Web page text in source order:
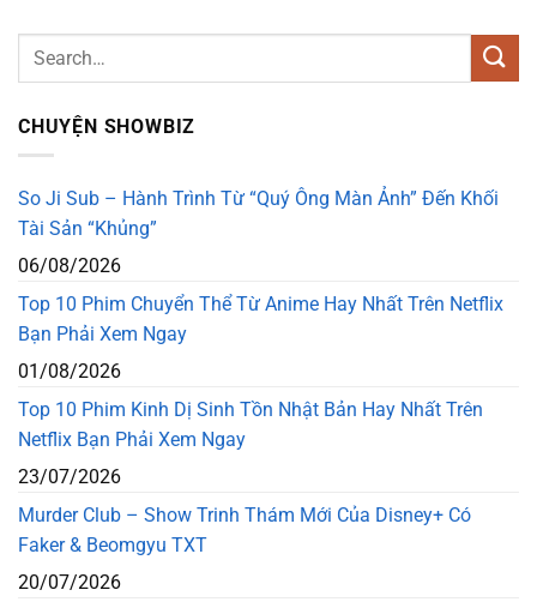
CHUYỆN SHOWBIZ
So Ji Sub – Hành Trình Từ “Quý Ông Màn Ảnh” Đến Khối
Tài Sản “Khủng”
06/08/2026
Top 10 Phim Chuyển Thể Từ Anime Hay Nhất Trên Netflix
Bạn Phải Xem Ngay
01/08/2026
Top 10 Phim Kinh Dị Sinh Tồn Nhật Bản Hay Nhất Trên
Netflix Bạn Phải Xem Ngay
23/07/2026
Murder Club – Show Trinh Thám Mới Của Disney+ Có
Faker & Beomgyu TXT
20/07/2026